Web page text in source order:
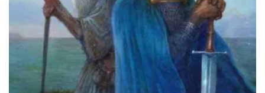
ΠΡΟΣΘΉΚΗ ΣΤΟ ΚΑΛΆΘΙ